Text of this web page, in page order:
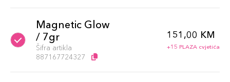
Magnetic Glow
/ 7gr
Šifra artikla
887167724327
151,00 KM
+15 PLAZA cvjetića